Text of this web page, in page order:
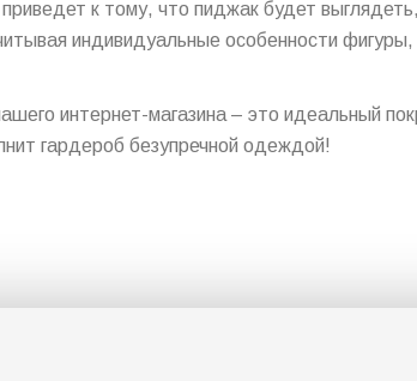
к тому, что пиджак будет
индивидуальные особенности
интернет-магазина – это идеальный
гардероб безупречной одеждой!